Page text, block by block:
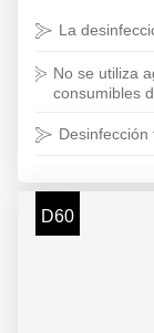
La
No se utiliza
consumibles
D60